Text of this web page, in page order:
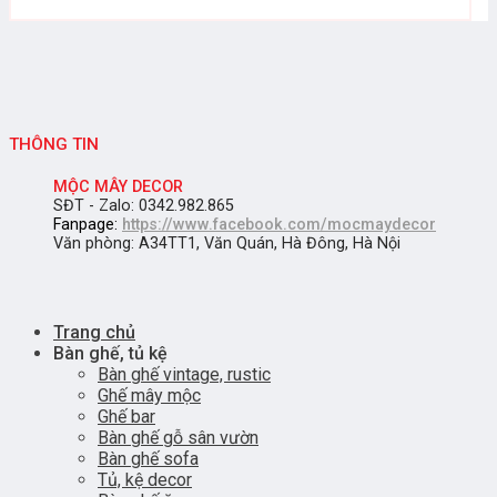
THÔNG TIN
MỘC MÂY DECOR
SĐT - Zalo: 0342.982.865
Fanpage: https://www.facebook.com/mocmaydecor
Văn phòng: A34TT1, Văn Quán, Hà Đông, Hà Nội
Trang chủ
Bàn ghế, tủ kệ
Bàn ghế vintage, rustic
Ghế mây mộc
Ghế bar
Bàn ghế gỗ sân vườn
Bàn ghế sofa
Tủ, kệ decor